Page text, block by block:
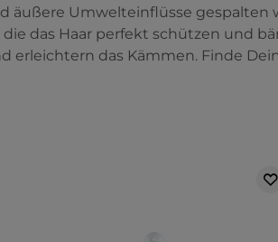
äußere Umwelteinflüsse gespalten
die das Haar perfekt schützen und
das Kämmen. Finde